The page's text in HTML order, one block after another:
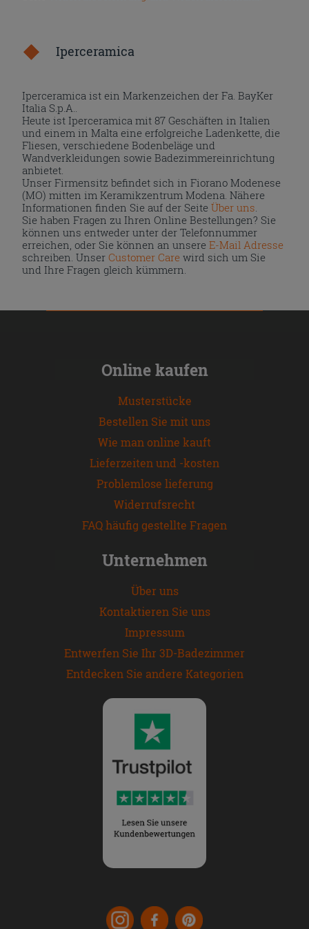
Iperceramica
Iperceramica ist ein Markenzeichen der Fa. BayKer
Italia S.p.A..
Heute ist Iperceramica mit 87 Geschäften in Italien
und einem in Malta eine erfolgreiche Ladenkette, die
Fliesen, verschiedene Bodenbeläge und
Wandverkleidungen sowie Badezimmereinrichtung
anbietet.
Unser Firmensitz befindet sich in Fiorano Modenese
(MO) mitten im Keramikzentrum Modena. Nähere
Informationen finden Sie auf der Seite Über uns
Sie haben Fragen zu Ihren Online Bestellungen? Sie
können uns entweder unter der Telefonnummer
erreichen, oder Sie können an unsereE-Mail Adresse
schreiben. UnserCustomer Care wird sich um Sie
und Ihre Fragen gleich kümmern.
Online kaufen
Musterstücke
Bestellen Sie mit uns
Wie man online kauft
Lieferzeiten und -kosten
Problemlose lieferung
Widerrufsrecht
FAQ häufig gestellte Fragen
Unternehmen
Über uns
Kontaktieren Sie uns
Impressum
Entwerfen Sie Ihr 3D-Badezimmer
Entdecken Sie andere Kategorien